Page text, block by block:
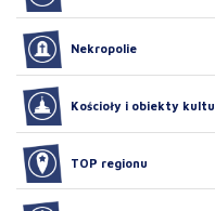
Nekropolie
Kościoły i obiekty kultu
TOP regionu